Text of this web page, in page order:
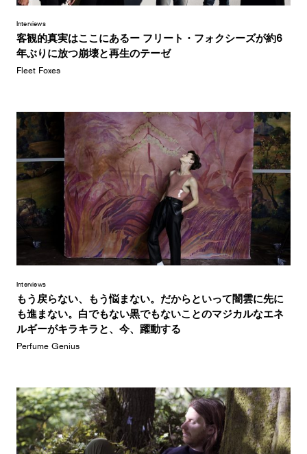
Interviews
客観的真実はここにあるー フリート・フォクシーズが約6
年ぶりに放つ崩壊と再生のテーゼ
Fleet Foxes
Interviews
もう戻らない、もう悩まない。だからといって闇雲に先に
も進まない。白でもない黒でもないことのマジカルなエネ
ルギーがキラキラと、今、躍動する
Perfume Genius